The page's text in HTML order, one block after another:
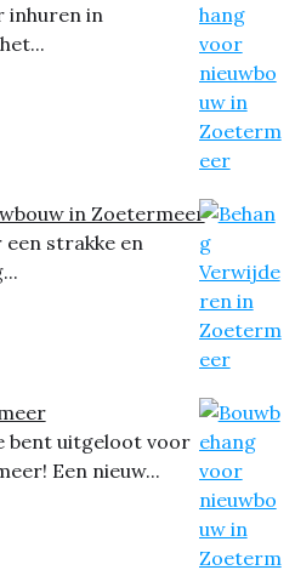
inhuren in
in Zoetermeer
een strakke en
bent uitgeloot voor
Een nieuw...